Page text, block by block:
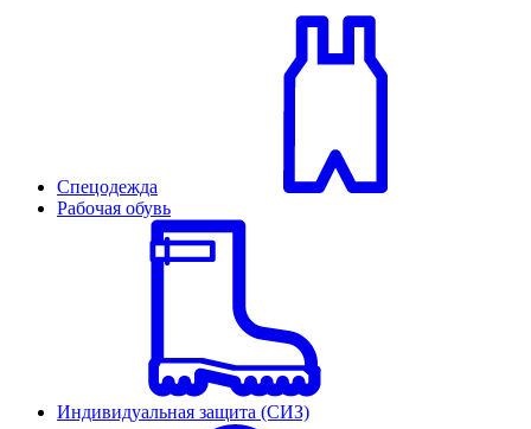
Спецодежда
Рабочая обувь
Индивидуальная защита (СИЗ)